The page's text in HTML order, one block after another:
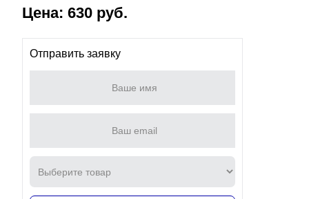
Цена: 630 руб.
Отправить заявку